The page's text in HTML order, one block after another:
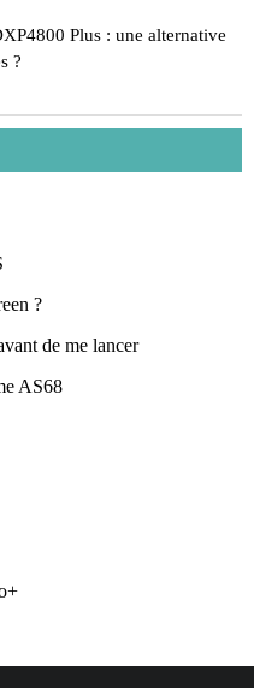
Plus : une alternative
?
?
de me lancer
AS68